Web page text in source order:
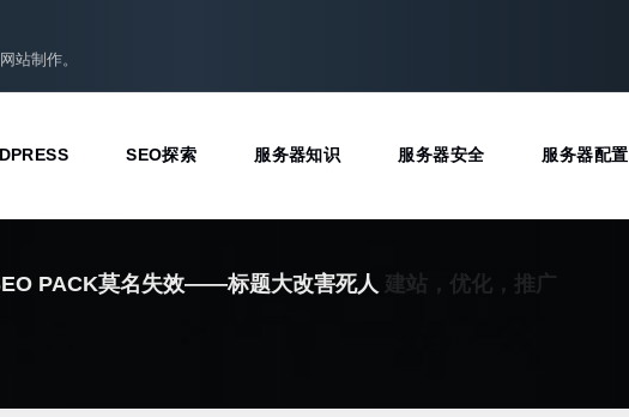
站制作。
SEO探索 服务器知识 服务器安全 服务器配置
PACK莫名失效——标题大改害死人 建站，优化，推广